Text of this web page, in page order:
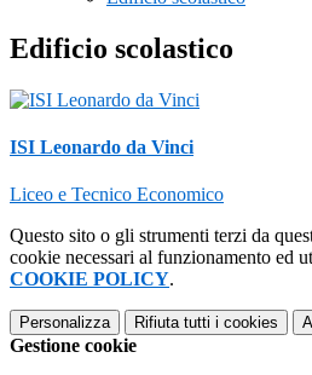
Edificio scolastico
ISI Leonardo da Vinci
Liceo e Tecnico Economico
Questo sito o gli strumenti terzi da
cookie necessari al funzionamento ed
COOKIE POLICY.
Personalizza Rifiuta tutti i cookies
Gestione cookie